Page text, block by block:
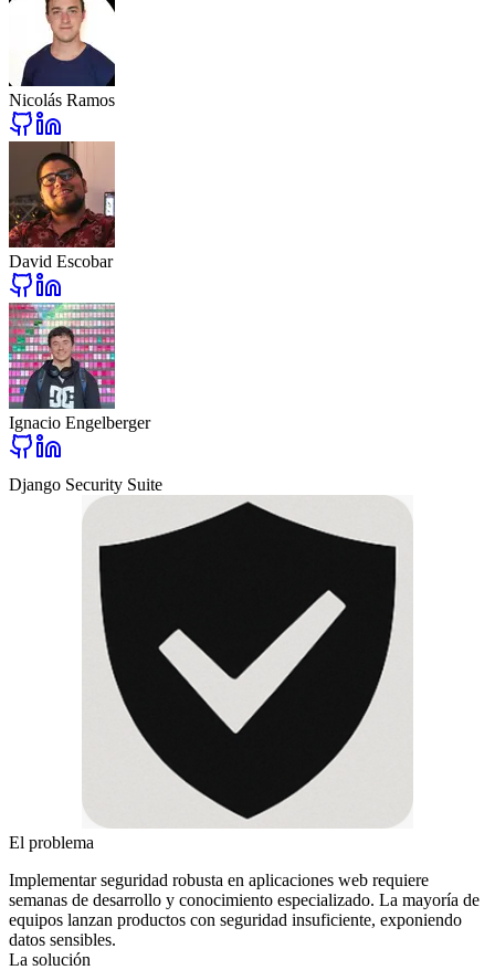
Nicolás Ramos
David Escobar
Ignacio Engelberger
Django Security Suite
El problema
Implementar seguridad robusta en aplicaciones web requiere
semanas de desarrollo y conocimiento especializado. La mayoría de
equipos lanzan productos con seguridad insuficiente, exponiendo
datos sensibles.
La solución